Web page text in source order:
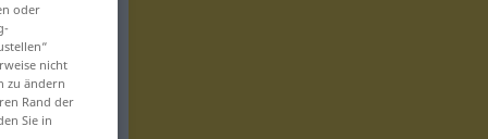
oder
nicht
zu ändern
Rand der
Sie in